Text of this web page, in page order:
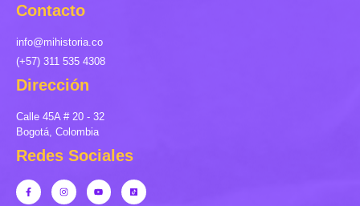
Contacto
info@mihistoria.co
(+57) 311 535 4308
Dirección
Calle 45A # 20 - 32
Bogotá, Colombia
Redes Sociales